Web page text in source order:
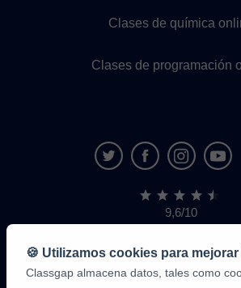
Clases de química
Clases de programación
9,6/10
1,339,284
de
alumnos
🍪 Utilizamos cookies para
Classgap almacena datos, tales como